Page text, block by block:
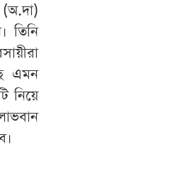
(অ.দা)
তিনি
এমন
নিয়ে